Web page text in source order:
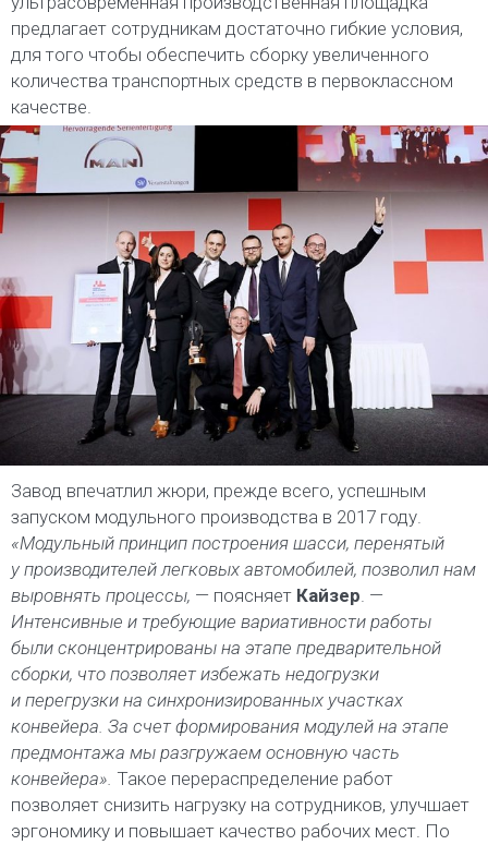
предлагает сотрудникам достаточно гибкие условия,
для того чтобы обеспечить сборку увеличенного
количества транспортных средств в первоклассном
качестве.
Завод впечатлил жюри, прежде всего, успешным
запуском модульного производства в 2017 году.
«Модульный принцип построения шасси, перенятый
у производителей легковых автомобилей, позволил нам
выровнять процессы, — поясняет Кайзер. —
Интенсивные и требующие вариативности работы
были сконцентрированы на этапе предварительной
сборки, что позволяет избежать недогрузки
и перегрузки на синхронизированных участках
конвейера. За счет формирования модулей на этапе
предмонтажа мы разгружаем основную часть
конвейера». Такое перераспределение работ
позволяет снизить нагрузку на сотрудников, улучшает
эргономику и повышает качество рабочих мест. По